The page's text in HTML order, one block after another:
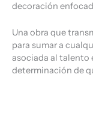
decoración
Una obra que
para sumar a
asociada al talento
determinación de